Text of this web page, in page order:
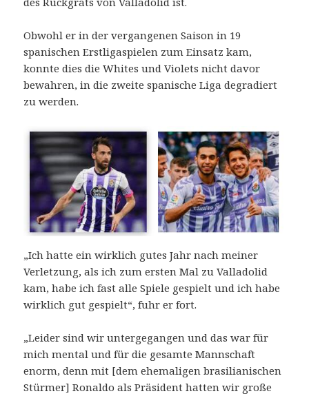
Obwohl er in der vergangenen Saison in 19
spanischen Erstligaspielen zum Einsatz kam,
konnte dies die Whites und Violets nicht davor
bewahren, in die zweite spanische Liga degradiert
zu werden.
„Ich hatte ein wirklich gutes Jahr nach meiner
Verletzung, als ich zum ersten Mal zu Valladolid
kam, habe ich fast alle Spiele gespielt und ich habe
wirklich gut gespielt“, fuhr er fort.
„Leider sind wir untergegangen und das war für
mich mental und für die gesamte Mannschaft
enorm, denn mit [dem ehemaligen brasilianischen
Stürmer] Ronaldo als Präsident hatten wir große